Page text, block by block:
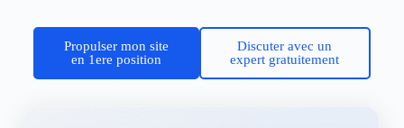
Propulser mon site
en 1ere position
Discuter avec un
expert gratuitement